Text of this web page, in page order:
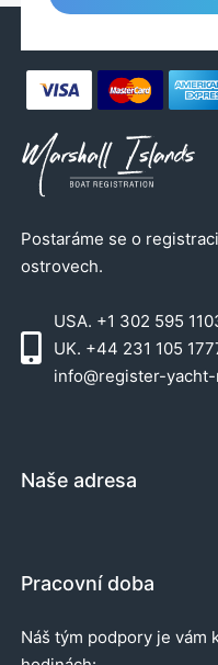
Postaráme se o
ostrovech.
USA. +1 302 595
UK. +44 231 105
info@register-
Naše adresa
Pracovní doba
Náš tým podpory je vám